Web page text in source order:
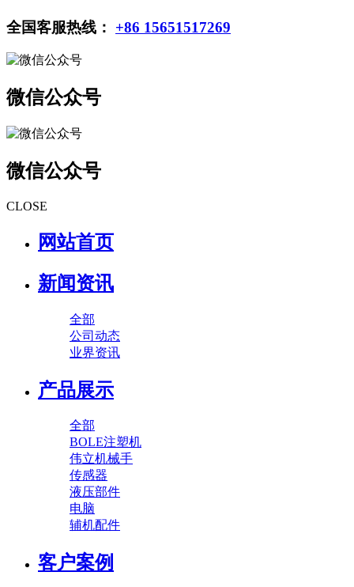
全国客服热线： +86 15651517269
微信公众号
微信公众号
CLOSE
网站首页
新闻资讯
全部
公司动态
业界资讯
产品展示
全部
BOLE注塑机
伟立机械手
传感器
液压部件
电脑
辅机配件
客户案例